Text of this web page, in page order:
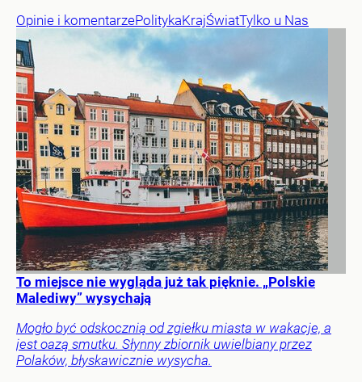
Opinie i komentarzePolitykaKrajŚwiatTylko u Nas
To miejsce nie wygląda już tak pięknie. „Polskie
Malediwy” wysychają
Mogło być odskocznią od zgiełku miasta w wakacje, a
jest oazą smutku. Słynny zbiornik uwielbiany przez
Polaków, błyskawicznie wysycha.